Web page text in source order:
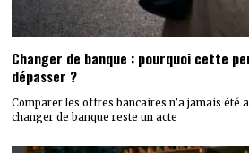
Changer de banque : pourquoi cette
dépasser ?
Comparer les offres bancaires n’a jamais été
changer de banque reste un acte